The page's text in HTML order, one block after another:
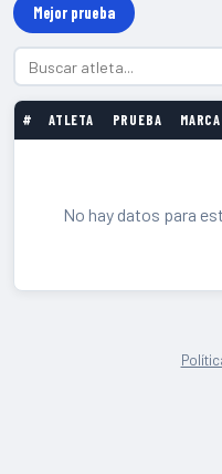
Mejor prueba
# ATLETA PRUEBA MARCA
No hay datos para